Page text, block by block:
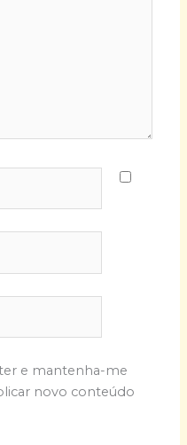
e mantenha-me
novo conteúdo